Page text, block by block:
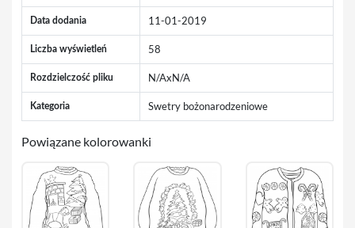
Data dodania 11-01-2019
Liczba wyświetleń 58
Rozdzielczość pliku N/AxN/A
Kategoria Swetry bożonarodzeniowe
Powiązane kolorowanki